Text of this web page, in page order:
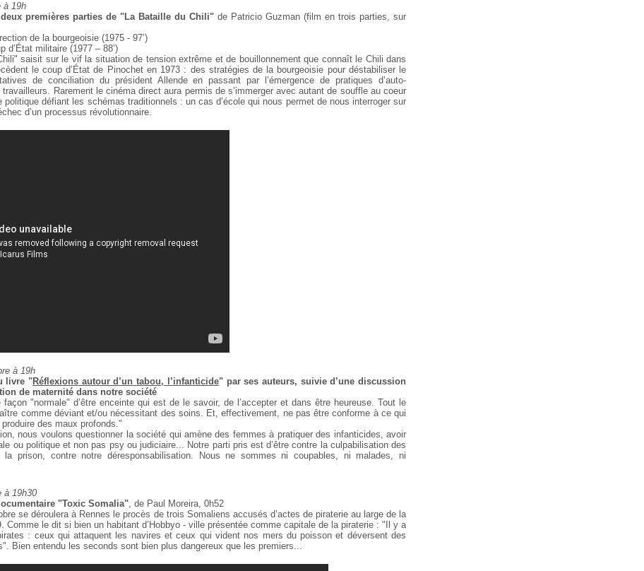
à 19h
premières parties de "La Bataille du Chili" de Patricio Guzman (film en trois parties, sur
de la bourgeoisie (1975 - 97’)
d’État militaire (1977 – 88’)
saisit sur le vif la situation de tension extrême et de bouillonnement que connaît le Chili dans
le coup d’État de Pinochet en 1973 : des stratégies de la bourgeoisie pour déstabiliser le
de conciliation du président Allende en passant par l’émergence de pratiques d’auto-
Rarement le cinéma direct aura permis de s’immerger avec autant de souffle au coeur
politique défiant les schémas traditionnels : un cas d’école qui nous permet de nous interroger sur
d’un processus révolutionnaire.
à 19h
livre "Réflexions autour d’un tabou, l’infanticide" parses auteurs, suivie d’une discussion
de maternité dans notre société
"normale" d’être enceinte qui est de le savoir, de l’accepter et dans être heureuse. Tout le
commedéviant et/ou nécessitant des soins. Et, effectivement, ne pas être conforme à ce qui
des maux profonds."
nous voulons questionner la société qui amène des femmes à pratiquer des infanticides, avoir
oupolitique et non pas psy ou judiciaire... Notre parti pris est d’être contre la culpabilisation des
la prison, contre notre déresponsabilisation. Nous ne sommes ni coupables, ni malades, ni
à 19h30
"Toxic Somalia", de Paul Moreira, 0h52
se déroulera à Rennes le procès de trois Somaliens accusés d’actes de piraterie au large de la
Comme le dit si bien un habitant d’Hobbyo - ville présentée comme capitale de la piraterie : "Il y a
: ceux qui attaquent les navires et ceux qui videntnos mers du poisson et déversent des
Bien entendu les seconds sont bien plus dangereux que les premiers...